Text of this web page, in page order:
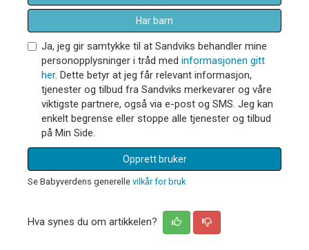
Har barn
Ja, jeg gir samtykke til at Sandviks behandler mine
personopplysninger i tråd med informasjonen gitt
her. Dette betyr at jeg får relevant informasjon,
tjenester og tilbud fra Sandviks merkevarer og våre
viktigste partnere, også via e-post og SMS. Jeg kan
enkelt begrense eller stoppe alle tjenester og tilbud
på Min Side.
Opprett bruker
Se Babyverdens generelle vilkår for bruk
Hva synes du om artikkelen?